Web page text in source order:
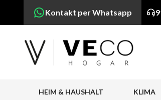
Kontakt per Whatsapp
HEIM & HAUSHALT KLIMA